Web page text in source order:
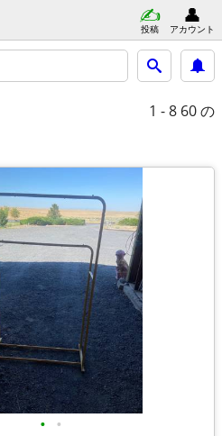
投稿 アカウント
1 - 8 60 の
• •